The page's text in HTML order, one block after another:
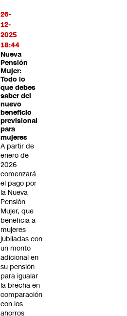
26-
12-
2025
18:44
Nueva
Pensión
Mujer:
Todo lo
que debes
saber del
nuevo
beneficio
previsional
para
mujeres
A partir de
enero de
2026
comenzará
el pago por
la Nueva
Pensión
Mujer, que
beneficia a
mujeres
jubiladas con
un monto
adicional en
su pensión
para igualar
la brecha en
comparación
con los
ahorros